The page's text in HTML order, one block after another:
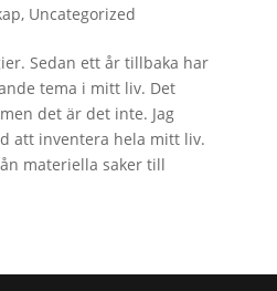
, Uncategorized
Sedan ett år tillbaka har
tema i mitt liv. Det
det är det inte. Jag
att inventera hela mitt liv.
materiella saker till